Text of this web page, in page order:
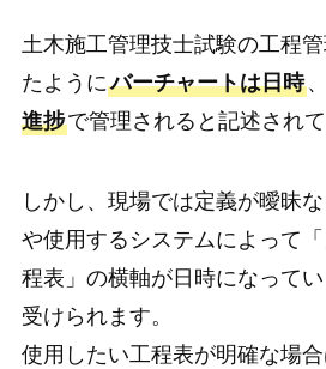
土木施工管理技士試験の工程
たようにバーチャートは日時、
進捗で管理されると記述されて
しかし、現場では定義が曖昧
や使用するシステムによって
程表」の横軸が日時になって
受けられます。
使用したい工程表が明確な場